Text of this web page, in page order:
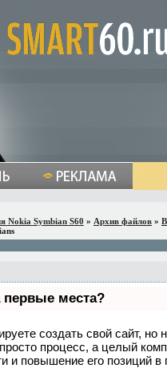
Nokia Symbian S60 » Архив файлов »
первые места?
создать свой сайт, но
процесс, а целый
и повышение его позиций в